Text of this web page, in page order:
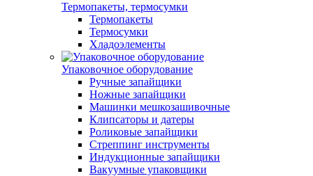
Термопакеты, термосумки
Термопакеты
Термосумки
Хладоэлементы
Упаковочное оборудование
Ручные запайщики
Ножные запайщики
Машинки мешкозашивочные
Клипсаторы и датеры
Роликовые запайщики
Стреппинг инструменты
Индукционные запайщики
Вакуумные упаковщики